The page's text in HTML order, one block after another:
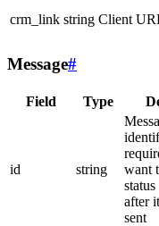
crm_link string Client
Message#
Field Type
id string
want
after
sent